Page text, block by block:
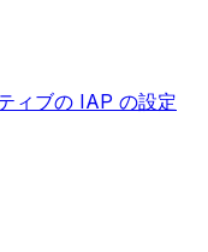
ィブの IAP の設定